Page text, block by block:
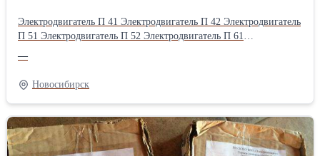
Электродвигатель П 41 Электродвигатель П 42 Электродвигатель
П 51 Электродвигатель П 52 Электродвигатель П 61
—
Новосибирск